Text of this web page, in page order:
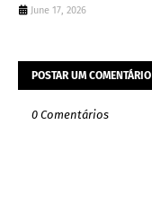
June 17, 2026
POSTAR UM COMENTÁRIO
0 Comentários